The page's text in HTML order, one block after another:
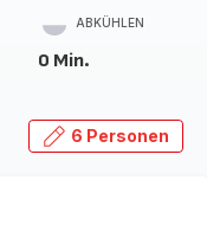
ABKÜHLEN
0 Min.
6 Personen